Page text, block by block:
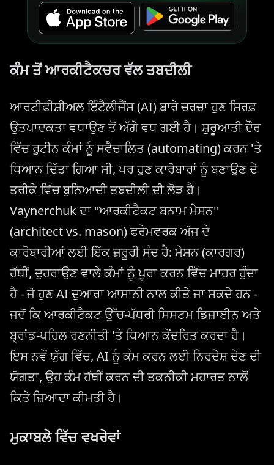
ਕੰਮ ਤੋਂ ਆਰਕੀਟੈਕਚਰ ਵੱਲ ਤਬਦੀਲੀ
ਆਰਟੀਫੀਸ਼ੀਅਲ ਇੰਟੈਲੀਜੈਂਸ (AI) ਬਾਰੇ ਚਰਚਾ ਹੁਣ ਸਿਰਫ਼
ਉਤਪਾਦਕਤਾ ਵਧਾਉਣ ਤੋਂ ਅੱਗੇ ਵਧ ਗਈ ਹੈ। ਸ਼ੁਰੂਆਤੀ ਦੌਰ
ਵਿੱਚ ਰੁਟੀਨ ਕੰਮਾਂ ਨੂੰ ਸਵੈਚਾਲਿਤ (automating) ਕਰਨ 'ਤੇ
ਧਿਆਨ ਦਿੱਤਾ ਗਿਆ ਸੀ, ਪਰ ਹੁਣ ਕਾਰੋਬਾਰਾਂ ਨੂੰ ਬਣਾਉਣ ਦੇ
ਤਰੀਕੇ ਵਿੱਚ ਬੁਨਿਆਦੀ ਤਬਦੀਲੀ ਦੀ ਲੋੜ ਹੈ।
Vaynerchuk ਦਾ "ਆਰਕੀਟੈਕਟ ਬਨਾਮ ਮੇਸਨ"
(architect vs. mason) ਫਰੇਮਵਰਕ ਅੱਜ ਦੇ
ਕਾਰੋਬਾਰੀਆਂ ਲਈ ਇੱਕ ਜ਼ਰੂਰੀ ਸੰਦ ਹੈ: ਮੇਸਨ (ਕਾਰਗਰ)
ਹੱਥੀਂ, ਦੁਹਰਾਉਣ ਵਾਲੇ ਕੰਮਾਂ ਨੂੰ ਪੂਰਾ ਕਰਨ ਵਿੱਚ ਮਾਹਰ ਹੁੰਦਾ
ਹੈ - ਜੋ ਹੁਣ AI ਦੁਆਰਾ ਆਸਾਨੀ ਨਾਲ ਕੀਤੇ ਜਾ ਸਕਦੇ ਹਨ -
ਜਦੋਂ ਕਿ ਆਰਕੀਟੈਕਟ ਉੱਚ-ਪੱਧਰੀ ਸਿਸਟਮ ਡਿਜ਼ਾਈਨ ਅਤੇ
ਬ੍ਰਾਂਡ-ਪਹਿਲ ਰਣਨੀਤੀ 'ਤੇ ਧਿਆਨ ਕੇਂਦਰਿਤ ਕਰਦਾ ਹੈ।
ਇਸ ਨਵੇਂ ਯੁੱਗ ਵਿੱਚ, AI ਨੂੰ ਕੰਮ ਕਰਨ ਲਈ ਨਿਰਦੇਸ਼ ਦੇਣ ਦੀ
ਯੋਗਤਾ, ਉਹ ਕੰਮ ਹੱਥੀਂ ਕਰਨ ਦੀ ਤਕਨੀਕੀ ਮਹਾਰਤ ਨਾਲੋਂ
ਕਿਤੇ ਜ਼ਿਆਦਾ ਕੀਮਤੀ ਹੈ।
ਮੁਕਾਬਲੇ ਵਿੱਚ ਵਖਰੇਵਾਂ